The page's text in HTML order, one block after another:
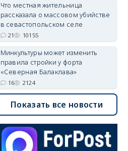
Что местная жительница
рассказала о массовом убийстве
в севастопольском селе
21 10155
Минкультуры может изменить
правила стройки у форта
«Северная Балаклава»
16 2124
Показать все новости